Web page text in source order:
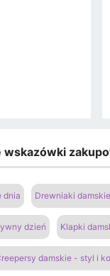
wskazówki
dnia Drewniaki
dzień Klapki
damskie - styl i